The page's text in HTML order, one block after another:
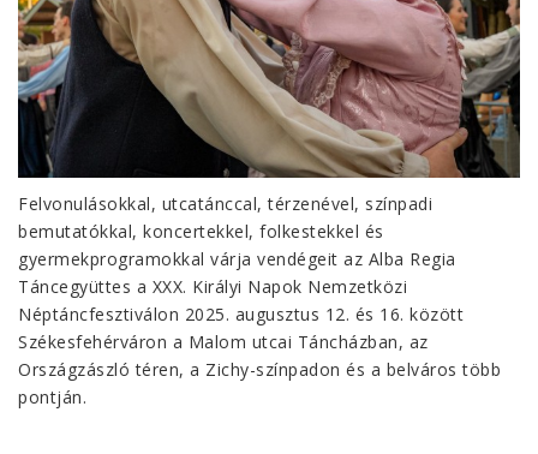
Felvonulásokkal, utcatánccal, térzenével, színpadi
bemutatókkal, koncertekkel, folkestekkel és
gyermekprogramokkal várja vendégeit az Alba Regia
Táncegyüttes a XXX. Királyi Napok Nemzetközi
Néptáncfesztiválon 2025. augusztus 12. és 16. között
Székesfehérváron a Malom utcai Táncházban, az
Országzászló téren, a Zichy-színpadon és a belváros több
pontján.